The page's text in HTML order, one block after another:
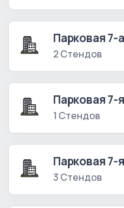
Парковая
2 Стендов
Парковая 7-
1 Стендов
Парковая 7-
3 Стендов